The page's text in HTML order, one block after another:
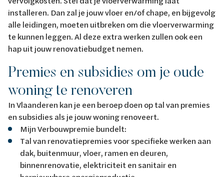
installeren. Dan zal je jouw vloer en/of chape, en bijgevolg
alle leidingen, moeten uitbreken om die vloerverwarming
te kunnen leggen. Al deze extra werken zullen ook een
hap uit jouw renovatiebudget nemen.
Premies en subsidies om je oude
woning te renoveren
In Vlaanderen kan je een beroep doen op tal van premies
en subsidies als je jouw woning renoveert.
Mijn Verbouwpremie bundelt:
Tal van renovatiepremies voor specifieke werken aan
dak, buitenmuur, vloer, ramen en deuren,
binnenrenovatie, elektriciteit en sanitair en